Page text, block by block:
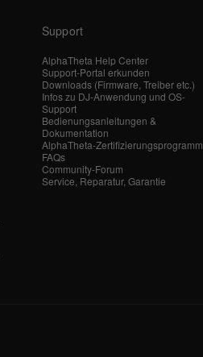
Support
AlphaTheta Help Center
Support-Portal erkunden
Downloads (Firmware, Treiber etc.)
Infos zu DJ-Anwendung und OS-
Support
Bedienungsanleitungen &
Dokumentation
AlphaTheta-Zertifizierungsprogramm
FAQs
Community-Forum
Service, Reparatur, Garantie